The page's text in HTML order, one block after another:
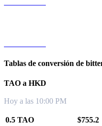
Tablas de conversión de
TAO a HKD
Hoy a las 10:00 PM
0.5 TAO
$755.2